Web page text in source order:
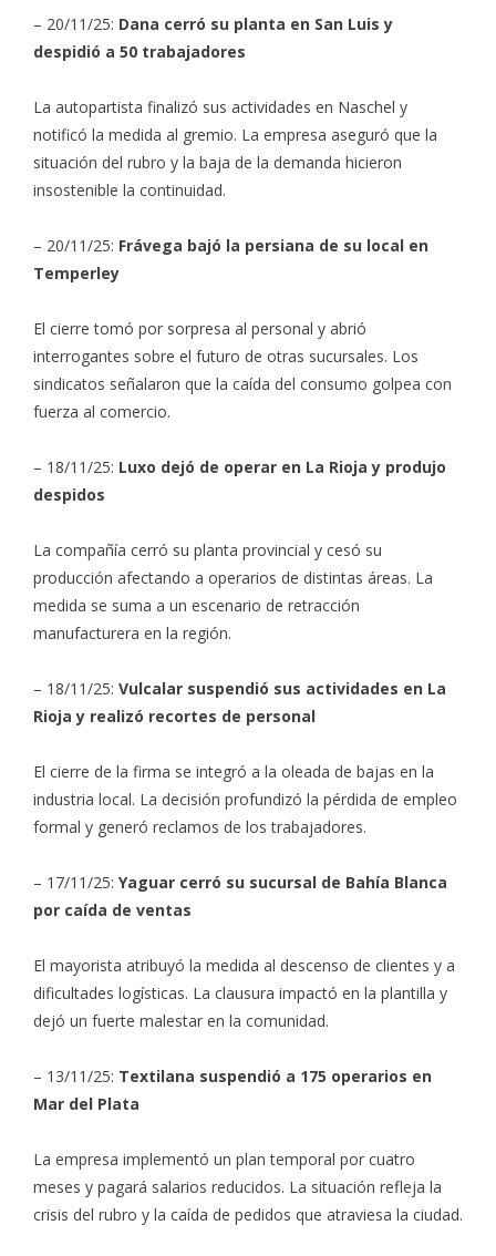
– 20/11/25: Dana cerró su planta en San Luis y
despidió a 50 trabajadores
La autopartista finalizó sus actividades en Naschel y
notificó la medida al gremio. La empresa aseguró que la
situación del rubro y la baja de la demanda hicieron
insostenible la continuidad.
– 20/11/25: Frávega bajó la persiana de su local en
Temperley
El cierre tomó por sorpresa al personal y abrió
interrogantes sobre el futuro de otras sucursales. Los
sindicatos señalaron que la caída del consumo golpea con
fuerza al comercio.
– 18/11/25: Luxo dejó de operar en La Rioja y produjo
despidos
La compañía cerró su planta provincial y cesó su
producción afectando a operarios de distintas áreas. La
medida se suma a un escenario de retracción
manufacturera en la región.
– 18/11/25: Vulcalar suspendió sus actividades en La
Rioja y realizó recortes de personal
El cierre de la firma se integró a la oleada de bajas en la
industria local. La decisión profundizó la pérdida de empleo
formal y generó reclamos de los trabajadores.
– 17/11/25: Yaguar cerró su sucursal de Bahía Blanca
por caída de ventas
El mayorista atribuyó la medida al descenso de clientes y a
dificultades logísticas. La clausura impactó en la plantilla y
dejó un fuerte malestar en la comunidad.
– 13/11/25: Textilana suspendió a 175 operarios en
Mar del Plata
La empresa implementó un plan temporal por cuatro
meses y pagará salarios reducidos. La situación refleja la
crisis del rubro y la caída de pedidos que atraviesa la ciudad.